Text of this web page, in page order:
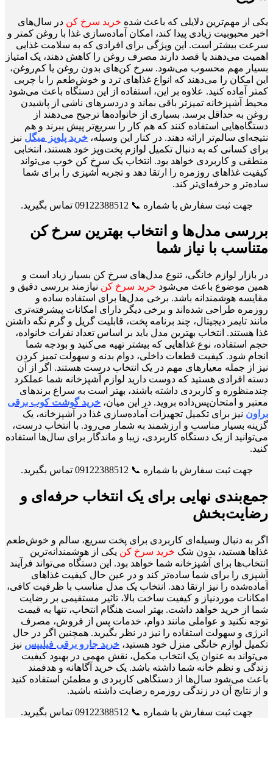
یکی از مهم‌ترین دلایلی که باعث شده خرید سرخ کن در سال‌های
اخیر محبوبیت زیادی پیدا کند، امکان آماده‌سازی غذا با روغن کمتر و
سرعت بیشتر است. این ویژگی برای افرادی که به سلامت غذایی
اهمیت می‌دهند یا قصد دارند مصرف روغن را کاهش دهند، یک امتیاز
بسیار مهم محسوب می‌شود. سرخ کن‌های بدون روغن یا کم‌روغن،
این امکان را می‌دهند که انواع غذاهای ترد و خوش‌طعم را با چربی
کمتر آماده کنید. علاوه بر این، استفاده از این دستگاه باعث می‌شود
محیط آشپزخانه تمیزتر باقی بماند و دردسرهای ناشی از پاشیدن
روغن به حداقل برسد. بسیاری از خانواده‌ها ترجیح می‌دهند از
دستگاه‌هایی استفاده کنند که هم کار را سریع‌تر پیش ببرند و هم
نتیجه‌ای سالم‌تر ارائه دهند. در کنار این وسیله، خرید پلوپز میگل نیز
برای کسانی که به دنبال تکمیل لوازم پخت‌وپز خود هستند، انتخابی
منطقی و کاربردی خواهد بود. انتخاب یک سرخ کن خوب می‌تواند
کیفیت غذاهای روزمره را ارتقا دهد و تجربه آشپزی را برای شما
ساده‌تر و حرفه‌ای‌تر کند.
جهت ثبت سفارش با شماره 📞 09122388512 تماس بگیرید.
بررسی مدل‌ها و انتخاب بهترین سرخ کن
متناسب با نیاز شما
در بازار لوازم خانگی، تنوع مدل‌های سرخ کن بسیار زیاد است و
همین موضوع باعث می‌شود خرید سرخ کن نیازمند بررسی دقیق و
مقایسه هوشمندانه باشد. برخی مدل‌ها برای استفاده ساده و
روزمره طراحی شده‌اند و برخی دیگر دارای امکانات پیشرفته‌تری
مانند تایمر دیجیتال، چند برنامه پخت، قابلیت گریل و گرم نگه داشتن
غذا هستند. انتخاب بهترین مدل باید بر اساس تعداد نفرات خانواده،
حجم استفاده، نوع غذاهایی که بیشتر تهیه می‌کنید و بودجه شما
انجام شود. کیفیت قطعات داخلی، دوام بدنه و سهولت تمیز کردن
نیز از جمله معیارهای مهم در یک انتخاب درست هستند. اگر از آن
دسته افرادی هستید که دوست دارید لوازم آشپزخانه شما عملکرد
چندمنظوره و کاربردی داشته باشند، بهتر است به سراغ برندهای
معتبر و امتحان‌پس‌داده بروید. در این میان، خرید گوشت کوب برقی
براون نیز برای تکمیل تجهیزات آماده‌سازی غذا در آشپزخانه، یک
گزینه بسیار مناسب و ارزشمند به شمار می‌رود. با انتخاب درست،
می‌توانید از یک دستگاه کاربردی، زیبا و ماندگار برای سال‌ها استفاده
کنید.
جهت ثبت سفارش با شماره 📞 09122388512 تماس بگیرید.
جمع‌بندی نهایی برای یک انتخاب حرفه‌ای و
رضایت‌بخش
اگر به دنبال وسیله‌ای کاربردی برای پخت سریع، سالم و خوش‌طعم
غذاها هستید، بدون شک خرید سرخ کن یکی از هوشمندانه‌ترین
انتخاب‌ها برای آشپزخانه شما خواهد بود. این دستگاه می‌تواند فرآیند
آشپزی را برای شما ساده‌تر کند و در عین حال کیفیت غذاهای
آماده‌شده را نیز ارتقا دهد. انتخاب یک مدل مناسب با ظرفیت کافی،
امکانات موردنیاز و کیفیت ساخت بالا، تاثیر مستقیمی بر رضایت
شما از خرید خواهد داشت. بهتر است هنگام انتخاب، تنها به قیمت
توجه نکنید و عواملی مانند دوام، خدمات پس از فروش، مصرف
انرژی و سهولت استفاده را نیز در نظر بگیرید. همچنین اگر در حال
تکمیل لوازم خانگی منزل خود هستید، خرید جارو برقی فیلیپس نیز
می‌تواند به عنوان یک انتخاب مکمل، نقش مهمی در بهبود کیفیت
زندگی و نظم خانه شما داشته باشد. یک خرید آگاهانه و هدفمند
باعث می‌شود سال‌ها از دستگاهی کاربردی و مطمئن استفاده کنید
و از نتایج آن در زندگی روزمره رضایت داشته باشید.
جهت ثبت سفارش با شماره 📞 09122388512 تماس بگیرید.